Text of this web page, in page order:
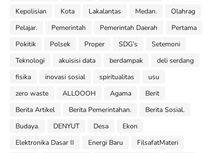
Kepolisian
Kota Lakalantas Medan.
Olahrag
Pelajar.
Pemerintah Pemerintah Daerah
Pertama
Pokitik
Polsek Proper SDG's
Setemoni
Teknologi
akuisisi data berdampak
deli serdang
fisika
inovasi sosial spiritualitas
usu
zero waste
ALLOOOH Agama
Berit
Berita Artikel
Berita Pemerintahan.
Berita Sosial.
Budaya.
DENYUT Desa
Ekon
Elektronika Dasar II
Energi Baru
FilsafatMateri